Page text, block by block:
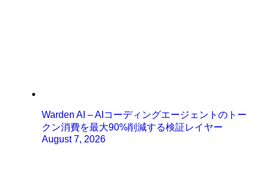
Warden AI – AIコーディングエージェントのトー
クン消費を最大90%削減する検証レイヤー
August 7, 2026